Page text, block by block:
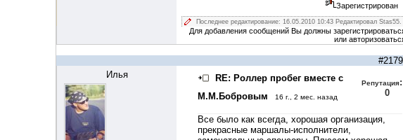
Зарегистрирован
Последнее редактирование: 16.05.2010 10:43 Редактировал Stas55.
Для добавления сообщений Вы должны
или
#2179
Илья
RE: Роллер пробег вместе с
М.М.Бобровым
16 г., 2 мес. назад
Репутация:
0
Все было как всегда, хорошая организация,
прекрасные маршалы-исполнители,